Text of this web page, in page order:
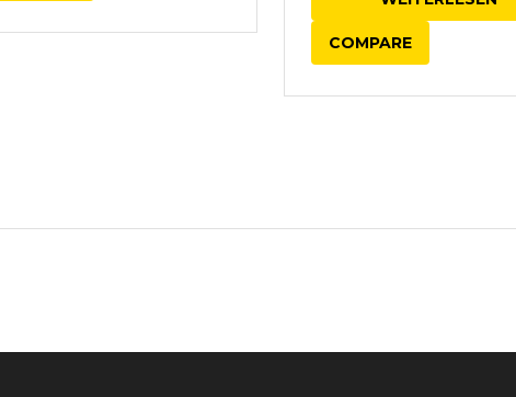
COMPARE